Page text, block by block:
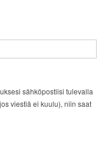
sähköpostiisi tulevalla
viestiä ei kuulu), niin saat